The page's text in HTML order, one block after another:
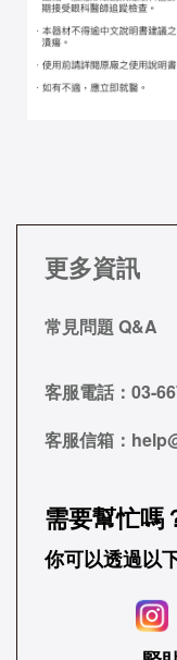
更多資訊
常見問題 Q&A
客服電話： 03-
客服信箱：
需要幫忙嗎
你可以透過以